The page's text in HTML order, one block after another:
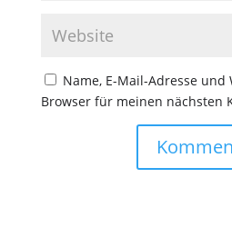
Name, E-Mail-Adresse und
Browser für meinen nächsten